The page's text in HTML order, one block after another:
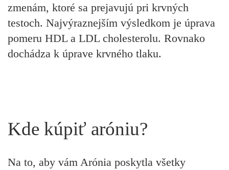
zmenám, ktoré sa prejavujú pri krvných
testoch. Najvýraznejším výsledkom je úprava
pomeru HDL a LDL cholesterolu. Rovnako
dochádza k úprave krvného tlaku.
Kde kúpiť aróniu?
Na to, aby vám Arónia poskytla všetky